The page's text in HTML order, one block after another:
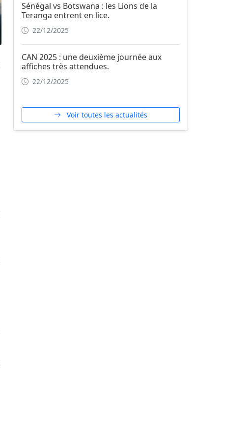
Sénégal vs Botswana : les Lions de la
Teranga entrent en lice.
22/12/2025
CAN 2025 : une deuxième journée aux
affiches très attendues.
22/12/2025
Voir toutes les actualités